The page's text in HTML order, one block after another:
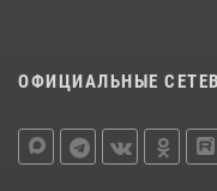
ОФИЦИАЛЬНЫЕ